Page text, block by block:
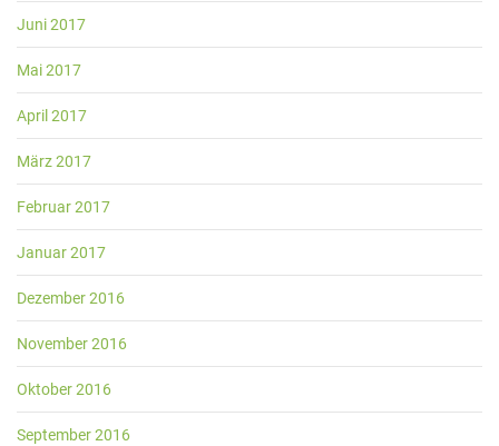
Juni 2017
Mai 2017
April 2017
März 2017
Februar 2017
Januar 2017
Dezember 2016
November 2016
Oktober 2016
September 2016